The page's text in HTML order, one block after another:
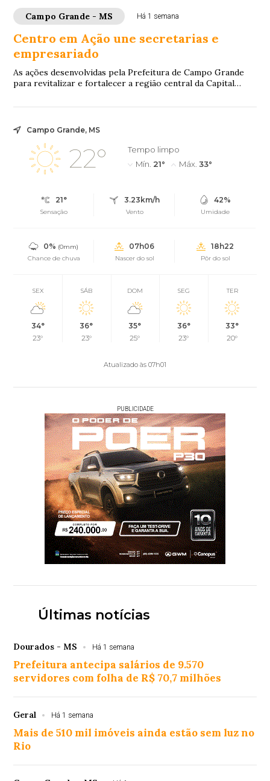
Campo Grande - MS Há 1 semana
Centro em Ação une secretarias e
empresariado
As ações desenvolvidas pela Prefeitura de Campo Grande
para revitalizar e fortalecer a região central da Capital
Campo Grande, MS
22°
Tempo limpo
Mín. 21° Máx. 33°
21°
Sensação
3.23km/h
Vento
42%
Umidade
0% (0mm)
Chance de chuva
07h06
Nascer do sol
18h22
Pôr do sol
SEX
34°
23°
SÁB
36°
23°
DOM
35°
25°
SEG
36°
23°
TER
33°
20°
Atualizado às 07h01
PUBLICIDADE
Últimas notícias
Dourados - MS Há 1 semana
Prefeitura antecipa salários de 9.570
servidores com folha de R$ 70,7 milhões
Geral Há 1 semana
Mais de 510 mil imóveis ainda estão sem luz no
Rio